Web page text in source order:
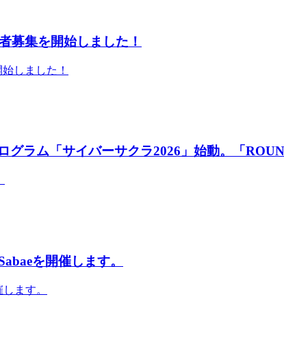
募集を開始しました！
しました！
ラム「サイバーサクラ2026」始動。「
を開催します。
ます。